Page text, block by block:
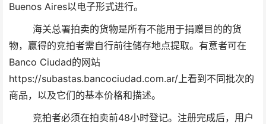
Buenos Aires以电子形式进行。
海关总署拍卖的货物是所有不能用于捐赠目的的货
物，赢得的竞拍者需自行前往储存地点提取。有意者可在
Banco Ciudad的网站
https://subastas.bancociudad.com.ar/上看到不同批次的
商品，以及它们的基本价格和描述。
竞拍者必须在拍卖前48小时登记。注册完成后，用户